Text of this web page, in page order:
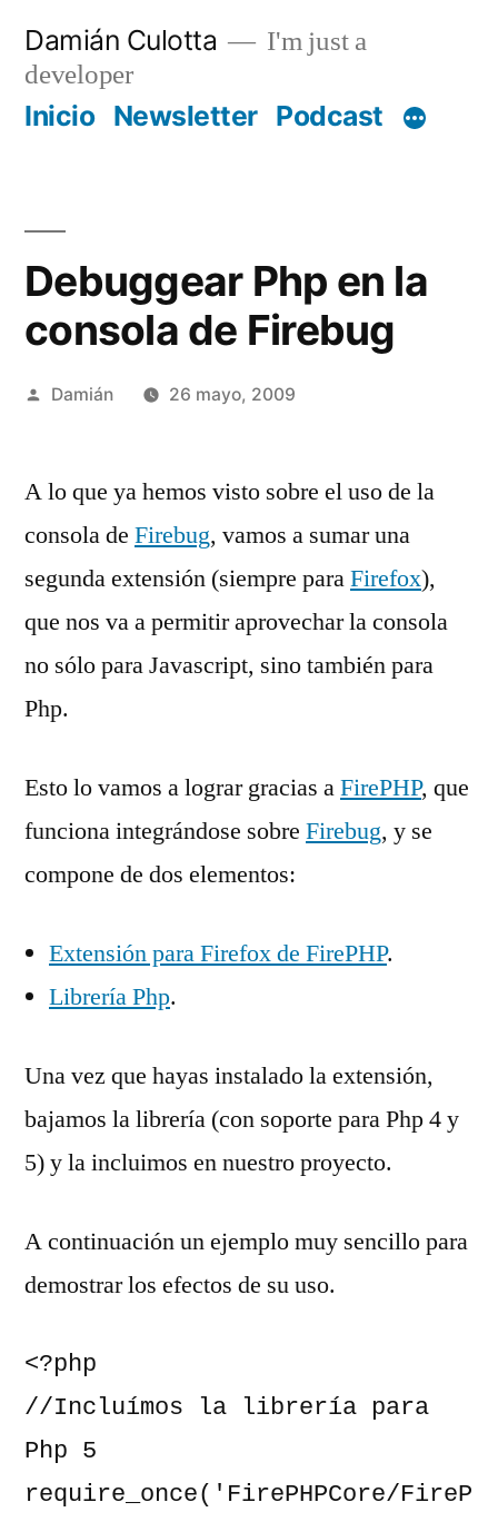
contenido
Damián Culotta
I'm just a
developer
Inicio Newsletter Podcast
Debuggear Php en la
consola de Firebug
Publicado
Damián 26 mayo, 2009
A lo que ya hemos visto sobre el uso de la
consola de Firebug, vamos a sumar una
segunda extensión (siempre paraFirefox),
que nos va a permitir aprovechar la consola
no sólo para Javascript, sino también para
Php.
Esto lo vamos a lograr gracias aFirePHP, que
funciona integrándose sobre Firebug, y se
compone de dos elementos:
Extensión para Firefox de FirePHP.
Librería Php.
Una vez que hayas instalado la extensión,
bajamos la librería (con soporte para Php 4 y
5) y la incluimos en nuestro proyecto.
A continuación un ejemplo muy sencillo para
demostrar los efectos de su uso.
<?php
//Incluímos la librería para
Php 5
require_once('FirePHPCore/FireP